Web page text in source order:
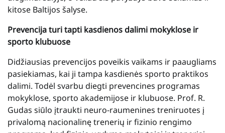
kitose Baltijos šalyse.
Prevencija turi tapti kasdienos dalimi mokyklose ir
sporto klubuose
Didžiausias prevencijos poveikis vaikams ir paaugliams
pasiekiamas, kai ji tampa kasdienės sporto praktikos
dalimi. Todėl svarbu diegti prevencines programas
mokyklose, sporto akademijose ir klubuose. Prof. R.
Gudas siūlo įtraukti neuro-raumenines treniruotes į
privalomą nacionalinę trenerių ir fizinio rengimo